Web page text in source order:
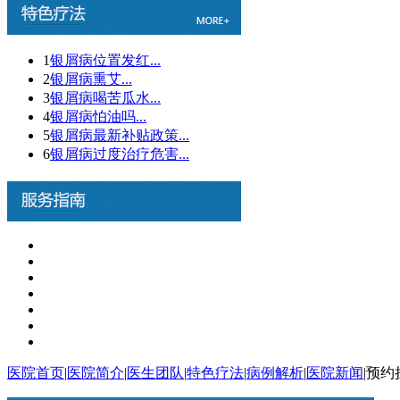
1银屑病位置发红...
2银屑病熏艾...
3银屑病喝苦瓜水...
4银屑病怕油吗...
5银屑病最新补贴政策...
6银屑病过度治疗危害...
医院首页|医院简介|医生团队|特色疗法|病例解析|医院新闻|预约